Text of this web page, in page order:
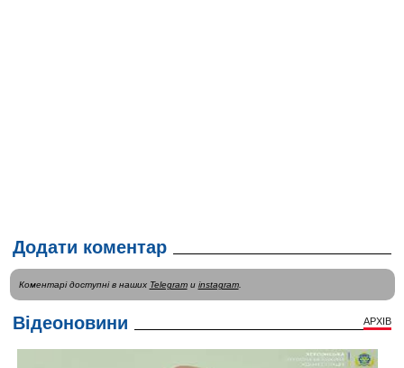
Додати коментар
Коментарі доступні в наших Telegramи instagram.
Відеоновини АРХІВ